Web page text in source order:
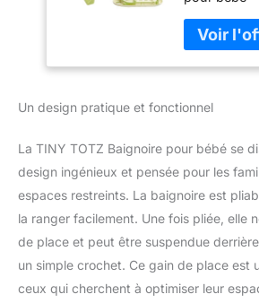
Un design pratique et fonctionnel
La TINY TOTZ Baignoire pour bébé se
design ingénieux et pensée pour les
espaces restreints. La baignoire est
la ranger facilement. Une fois pliée, elle
de place et peut être suspendue
un simple crochet. Ce gain de place est
ceux qui cherchent à optimiser leur